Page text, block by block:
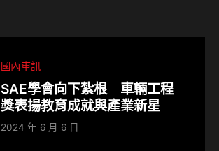
國內車訊
SAE學會向下紮根 車輛工程
獎表揚教育成就與產業新星
2024 年 6 月 6 日